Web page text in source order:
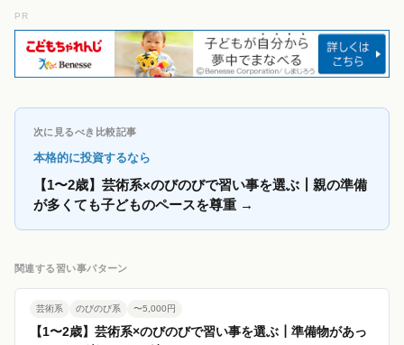
PR
次に見るべき比較記事
本格的に投資するなら
【1〜2歳】芸術系×のびのびで習い事を選ぶ┃親の準備
が多くても子どものペースを尊重 →
関連する習い事パターン
芸術系 のびのび系 〜5,000円
【1〜2歳】芸術系×のびのびで習い事を選ぶ┃準備物があっ